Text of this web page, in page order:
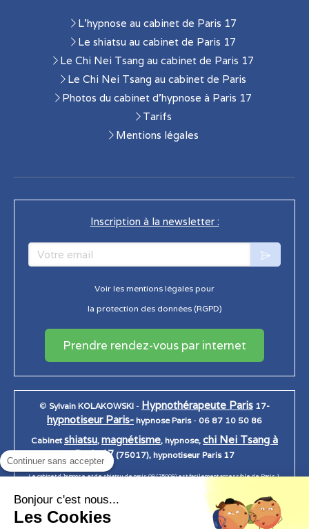
L'hypnose au cabinet de Paris 17
Le shiatsu au cabinet de Paris 17
Le Chi Nei Tsang au cabinet de Paris 17
Le Chi Nei Tsang au cabinet de Paris
Photos du cabinet d'hypnose à Paris 17
Tarifs
Mentions légales
Inscription à la newsletter :
Votre email
Voir les mentions légales pour
la protection des données (RGPD)
Prendre rendez-vous par internet
© Sylvain KOLAKOWSKI - Hypnothérapeute Paris 17-
hypnotiseur Paris- hypnose Paris- 06 87 10 50 86
Cabinetshiatsu, magnétisme, hypnose, chi Nei Tsang à
Paris 17 (75017), hypnotiseur Paris 17
Le cabinet d 'hypnose et de shiatsu de paris 08 (75008) est facilement accessible de Paris 1,
12, Paris 13, Paris 14, Paris 15, Paris 16, Paris 17, Paris 18, Paris 19, Paris 20.
Continuer sans accepter
Bonjour c'est nous...
Les Cookies